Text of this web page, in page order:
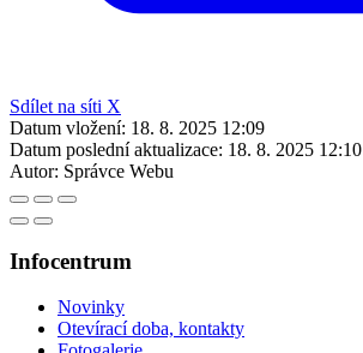
Sdílet na síti X
Datum vložení: 18. 8. 2025 12:09
Datum poslední aktualizace: 18. 8. 2025 12:10
Autor: Správce Webu
Infocentrum
Novinky
Otevírací doba, kontakty